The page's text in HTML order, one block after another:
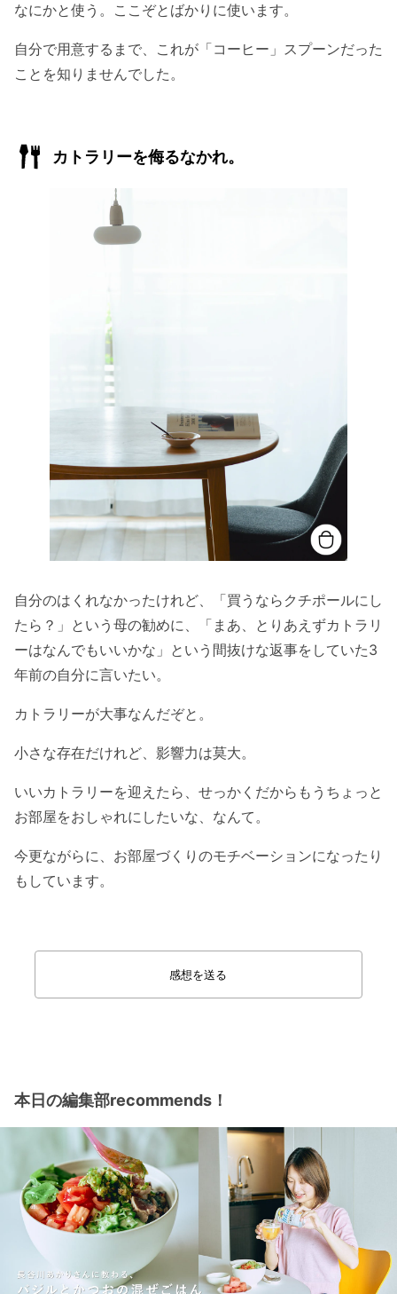
なにかと使う。ここぞとばかりに使います。
自分で用意するまで、これが「コーヒー」スプーンだった
ことを知りませんでした。
カトラリーを侮るなかれ。
自分のはくれなかったけれど、「買うならクチポールにし
たら？」という母の勧めに、「まあ、とりあえずカトラリ
ーはなんでもいいかな」という間抜けな返事をしていた3
年前の自分に言いたい。
カトラリーが大事なんだぞと。
小さな存在だけれど、影響力は莫大。
いいカトラリーを迎えたら、せっかくだからもうちょっと
お部屋をおしゃれにしたいな、なんて。
今更ながらに、お部屋づくりのモチベーションになったり
もしています。
感想を送る
本日の編集部recommends！